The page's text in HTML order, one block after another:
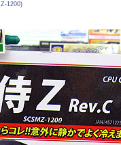
1200)